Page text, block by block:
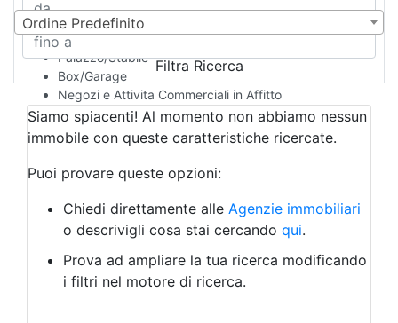
Camera d'Albergo
Multiproprietà
Palazzo/Stabile
Box/Garage
Negozi e Attivita Commerciali in Affitto
Qualsiasi
Attività/Licenza Commerciale
Azienda Agricola
Bar/Ristorante
Albergo
Laboratorio Artigianale
Negozio/locale commerciale
Agriturismo
Magazzini
Ordine Predefinito
Filtra Ricerca
Siamo spiacenti! Al momento non abbiamo nessun
immobile con queste caratteristiche ricercate.
Puoi provare queste opzioni:
Chiedi direttamente alle Agenzie immobiliari
o descrivigli cosa stai cercando qui.
Prova ad ampliare la tua ricerca modificando
i filtri nel motore di ricerca.